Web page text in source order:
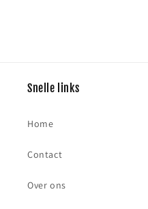
Snelle links
Home
Contact
Over ons